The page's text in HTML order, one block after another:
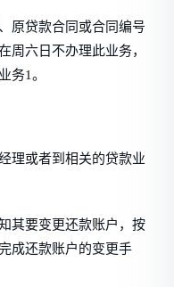
原贷款合同或合同编号
周六日不办理此业务，
务1。
理或者到相关的贷款业
其要变更还款账户，按
成还款账户的变更手